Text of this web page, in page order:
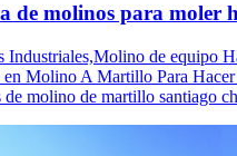
de molinos para moler
Industriales,Molino de equipo
en Molino A Martillo Para
de molino de martillo santiago